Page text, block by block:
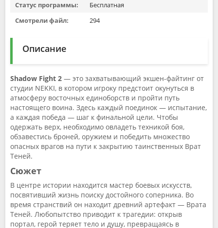
Статус программы:
Бесплатная
Смотрели файл:
294
Описание
Shadow Fight 2 — это захватывающий экшен-файтинг от
студии NEKKI, в котором игроку предстоит окунуться в
атмосферу восточных единоборств и пройти путь
настоящего воина. Здесь каждый поединок — испытание,
а каждая победа — шаг к финальной цели. Чтобы
одержать верх, необходимо овладеть техникой боя,
обзавестись броней, оружием и победить множество
опасных врагов на пути к закрытию таинственных Врат
Теней.
Сюжет
В центре истории находится мастер боевых искусств,
посвятивший жизнь поиску достойного соперника. Во
время странствий он находит древний артефакт — Врата
Теней. Любопытство приводит к трагедии: открыв
портал, герой теряет тело и душу, превращаясь в